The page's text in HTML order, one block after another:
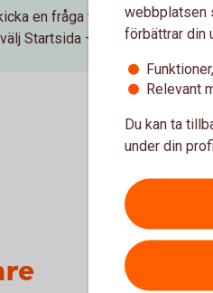
en fråga till oss när du är
Startsida – Kontakta oss i
webbplatsen
förbättrar din
Relevant
Du kan ta
under din